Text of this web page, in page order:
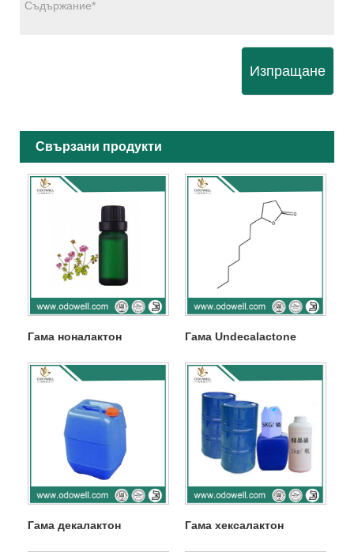
Изпращане
Свързани продукти
Гама ноналактон Гама Undecalactone
Гама декалактон Гама хексалактон